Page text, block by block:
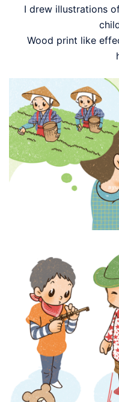
I drew illustrations
Wood print like